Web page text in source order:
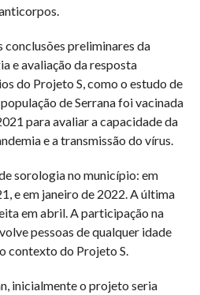
conclusões preliminares da
e avaliação da resposta
do Projeto S, como o estudo de
de Serrana foi vacinada
para avaliar a capacidade da
e a transmissão do vírus.
sorologia no município: em
e em janeiro de 2022. A última
em abril. A participação na
pessoas de qualquer idade
contexto do Projeto S.
inicialmente o projeto seria